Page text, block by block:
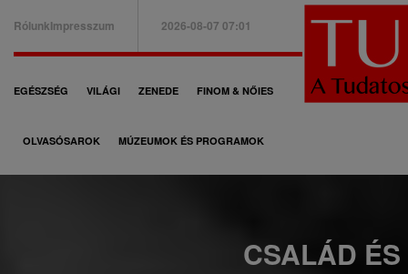
B
a
e
RólunkImpresszum 2026-08-07 07:01
F
ő
EGÉSZSÉG VILÁGI ZENEDE FINOM & NŐIES
OLVASÓSAROK MÚZEUMOK ÉS PROGRAMOK
CSALÁD